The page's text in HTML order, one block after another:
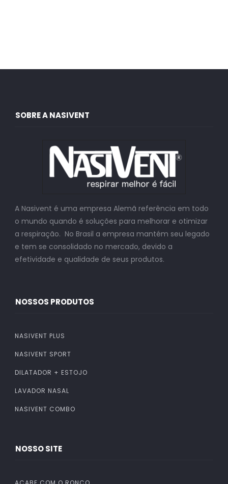
SOBRE A NASIVENT
A Nasivent é uma empresa Alemã referência em todo
o mundo quando é soluções para melhorar e otimizar
a respiração. No Brasil a empresa mantém seu legado
e tem se consolidado no mercado, devido a
efetividade e qualidade de seus produtos.
NOSSOS PRODUTOS
NASIVENT PLUS
NASIVENT SPORT
DILATADOR + ESTOJO
LAVADOR NASAL
NASIVENT COMBO
NOSSO SITE